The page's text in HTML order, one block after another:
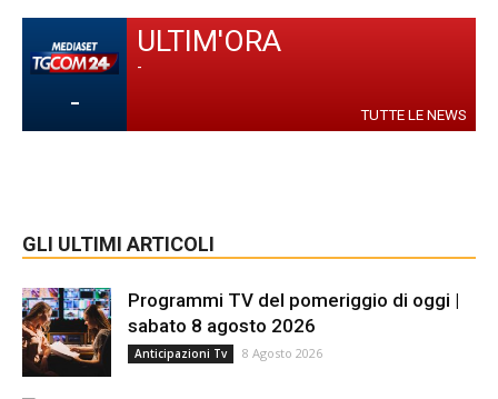
-
ULTIM'ORA
-
TUTTE LE NEWS
GLI ULTIMI ARTICOLI
Programmi TV del pomeriggio di oggi |
sabato 8 agosto 2026
Anticipazioni Tv 8 Agosto 2026